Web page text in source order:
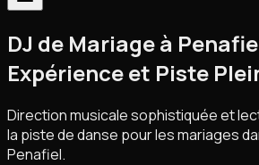
DJ de Mariage à
Expérience et Piste
Direction musicale sophistiquée et
la piste de danse pour les mariages
Penafiel.